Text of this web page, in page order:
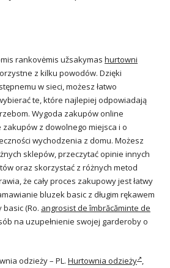
rankovėmis užsakymas hurtowni
z kilku powodów. Dzięki
w sieci, możesz łatwo
te, które najlepiej odpowiadają
Wygoda zakupów online
z dowolnego miejsca i o
wychodzenia z domu. Możesz
sklepów, przeczytać opinie innych
oraz skorzystać z różnych metod
że cały proces zakupowy jest łatwy
bluzek basic z długim rękawem
(Ro. angrosist de îmbrăcăminte de
na uzupełnienie swojej garderoby o
odzieży – PL. Hurtownia odzieży ,